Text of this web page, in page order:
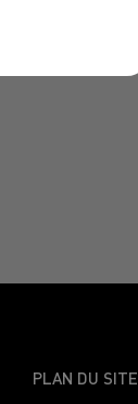
PLAN DU SITE